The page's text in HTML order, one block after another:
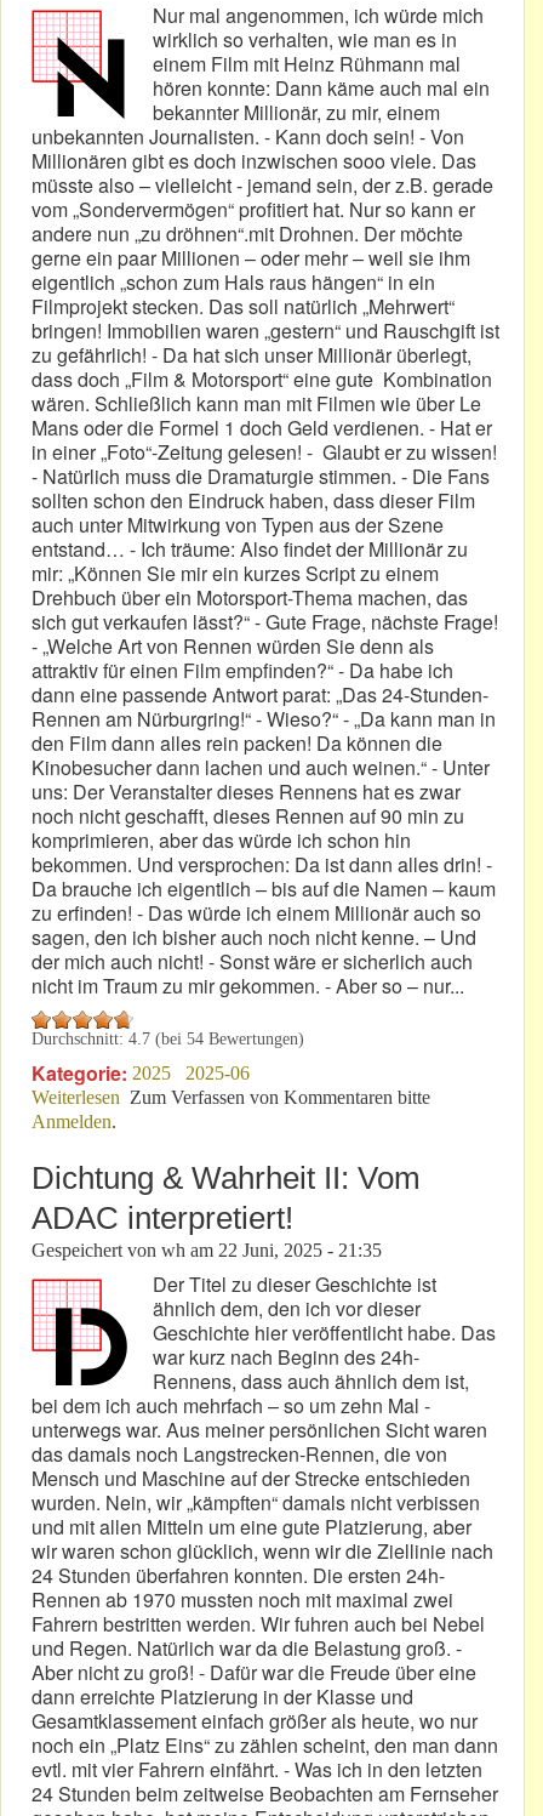
Nur mal angenommen, ich würde mich
wirklich so verhalten, wie man es in
einem Film mit Heinz Rühmann mal
hören konnte: Dann käme auch mal ein
bekannter Millionär, zu mir, einem
unbekannten Journalisten. - Kann doch sein! - Von
Millionären gibt es doch inzwischen sooo viele. Das
müsste also – vielleicht - jemand sein, der z.B. gerade
vom „Sondervermögen“ profitiert hat. Nur so kann er
andere nun „zu dröhnen“.mit Drohnen. Der möchte
gerne ein paar Millionen – oder mehr – weil sie ihm
eigentlich „schon zum Hals raus hängen“ in ein
Filmprojekt stecken. Das soll natürlich „Mehrwert“
bringen! Immobilien waren „gestern“ und Rauschgift ist
zu gefährlich! - Da hat sich unser Millionär überlegt,
dass doch „Film & Motorsport“ eine gute Kombination
wären. Schließlich kann man mit Filmen wie über Le
Mans oder die Formel 1 doch Geld verdienen. - Hat er
in einer „Foto“-Zeitung gelesen! - Glaubt er zu wissen!
- Natürlich muss die Dramaturgie stimmen. - Die Fans
sollten schon den Eindruck haben, dass dieser Film
auch unter Mitwirkung von Typen aus der Szene
entstand… - Ich träume: Also findet der Millionär zu
mir: „Können Sie mir ein kurzes Script zu einem
Drehbuch über ein Motorsport-Thema machen, das
sich gut verkaufen lässt?“ - Gute Frage, nächste Frage!
- „Welche Art von Rennen würden Sie denn als
attraktiv für einen Film empfinden?“ - Da habe ich
dann eine passende Antwort parat: „Das 24-Stunden-
Rennen am Nürburgring!“ - Wieso?“ - „Da kann man in
den Film dann alles rein packen! Da können die
Kinobesucher dann lachen und auch weinen.“ - Unter
uns: Der Veranstalter dieses Rennens hat es zwar
noch nicht geschafft, dieses Rennen auf 90 min zu
komprimieren, aber das würde ich schon hin
bekommen. Und versprochen: Da ist dann alles drin! -
Da brauche ich eigentlich – bis auf die Namen – kaum
zu erfinden! - Das würde ich einem Millionär auch so
sagen, den ich bisher auch noch nicht kenne. – Und
der mich auch nicht! - Sonst wäre er sicherlich auch
nicht im Traum zu mir gekommen. - Aber so – nur...
Durchschnitt: 4.7 (bei 54 Bewertungen)
Kategorie: 2025
2025-06
Weiterlesen über Mal angenommen: „Da stelle ma uns mal janz
Zum Verfassen von Kommentaren bitte
Anmelden.
Dichtung & Wahrheit II: Vom
ADAC interpretiert!
Gespeichert von wh am 22 Juni, 2025 - 21:35
Der Titel zu dieser Geschichte ist
ähnlich dem, den ich vor dieser
Geschichte hier veröffentlicht habe. Das
war kurz nach Beginn des 24h-
Rennens, dass auch ähnlich dem ist,
bei dem ich auch mehrfach – so um zehn Mal -
unterwegs war. Aus meiner persönlichen Sicht waren
das damals noch Langstrecken-Rennen, die von
Mensch und Maschine auf der Strecke entschieden
wurden. Nein, wir „kämpften“ damals nicht verbissen
und mit allen Mitteln um eine gute Platzierung, aber
wir waren schon glücklich, wenn wir die Ziellinie nach
24 Stunden überfahren konnten. Die ersten 24h-
Rennen ab 1970 mussten noch mit maximal zwei
Fahrern bestritten werden. Wir fuhren auch bei Nebel
und Regen. Natürlich war da die Belastung groß. -
Aber nicht zu groß! - Dafür war die Freude über eine
dann erreichte Platzierung in der Klasse und
Gesamtklassement einfach größer als heute, wo nur
noch ein „Platz Eins“ zu zählen scheint, den man dann
evtl. mit vier Fahrern einfährt. - Was ich in den letzten
24 Stunden beim zeitweise Beobachten am Fernseher